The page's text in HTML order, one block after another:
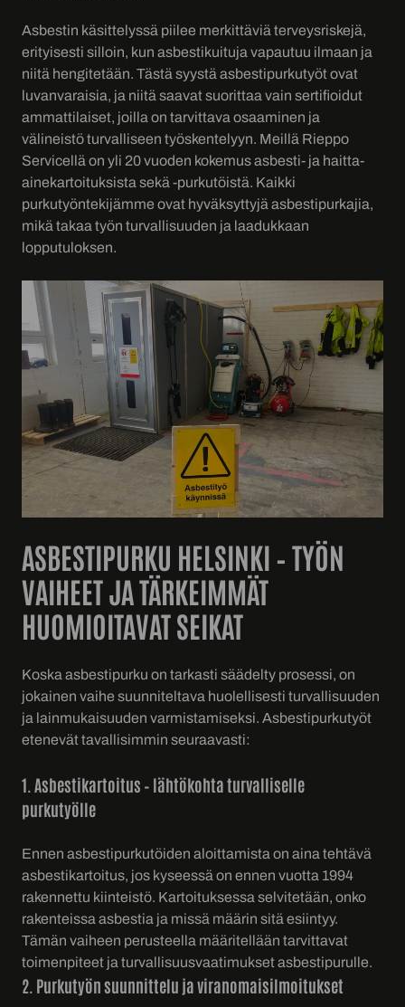
Asbestin käsittelyssä piilee merkittäviä terveysriskejä,
erityisesti silloin, kun asbestikuituja vapautuu ilmaan ja
niitä hengitetään. Tästä syystä asbestipurkutyöt ovat
luvanvaraisia, ja niitä saavat suorittaa vain sertifioidut
ammattilaiset, joilla on tarvittava osaaminen ja
välineistö turvalliseen työskentelyyn. Meillä Rieppo
Servicellä on yli 20 vuoden kokemus asbesti- ja haitta-
ainekartoituksista sekä -purkutöistä. Kaikki
purkutyöntekijämme ovat hyväksyttyjä asbestipurkajia,
mikä takaa työn turvallisuuden ja laadukkaan
lopputuloksen.
ASBESTIPURKU HELSINKI – TYÖN
VAIHEET JA TÄRKEIMMÄT
HUOMIOITAVAT SEIKAT
Koska asbestipurku on tarkasti säädelty prosessi, on
jokainen vaihe suunniteltava huolellisesti turvallisuuden
ja lainmukaisuuden varmistamiseksi. Asbestipurkutyöt
etenevät tavallisimmin seuraavasti:
1. Asbestikartoitus – lähtökohta turvalliselle
purkutyölle
Ennen asbestipurkutöiden aloittamista on aina tehtävä
asbestikartoitus, jos kyseessä on ennen vuotta 1994
rakennettu kiinteistö. Kartoituksessa selvitetään, onko
rakenteissa asbestia ja missä määrin sitä esiintyy.
Tämän vaiheen perusteella määritellään tarvittavat
toimenpiteet ja turvallisuusvaatimukset asbestipurulle.
2. Purkutyön suunnittelu ja viranomaisilmoitukset